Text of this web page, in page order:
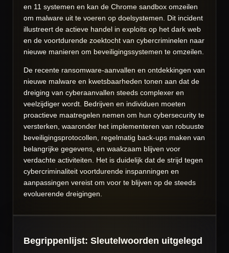
en 11 systemen en kan de Chrome sandbox omzeilen
om malware uit te voeren op doelsystemen. Dit incident
illustreert de actieve handel in exploits op het dark web
en de voortdurende zoektocht van cybercriminelen naar
nieuwe manieren om beveiligingssystemen te omzeilen.
De recente ransomware-aanvallen en ontdekkingen van
nieuwe malware en kwetsbaarheden tonen aan dat de
dreiging van cyberaanvallen steeds complexer en
veelzijdiger wordt. Bedrijven en individuen moeten
proactieve maatregelen nemen om hun cybersecurity te
versterken, waaronder het implementeren van robuuste
beveiligingsprotocollen, regelmatig back-ups maken van
belangrijke gegevens, en waakzaam blijven voor
verdachte activiteiten. Het is duidelijk dat de strijd tegen
cybercriminaliteit voortdurende inspanningen en
aanpassingen vereist om voor te blijven op de steeds
evoluerende dreigingen.
Begrippenlijst: Sleutelwoorden uitgelegd